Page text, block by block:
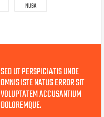
NUSA
SED UT PERSPICIATIS UNDE
OMNIS ISTE NATUS ERROR SIT
VOLUPTATEM ACCUSANTIUM
DOLOREMQUE.